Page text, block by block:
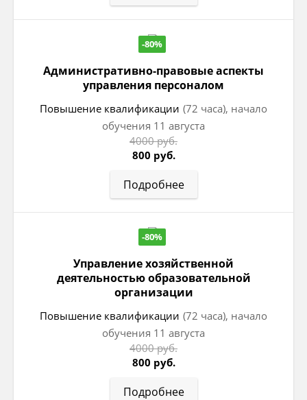
-80%
Административно-правовые аспекты
управления персоналом
Повышение квалификации (72 часа), начало
обучения 11 августа
4000 руб.
800 руб.
Подробнее
-80%
Управление хозяйственной
деятельностью образовательной
организации
Повышение квалификации (72 часа), начало
обучения 11 августа
4000 руб.
800 руб.
Подробнее